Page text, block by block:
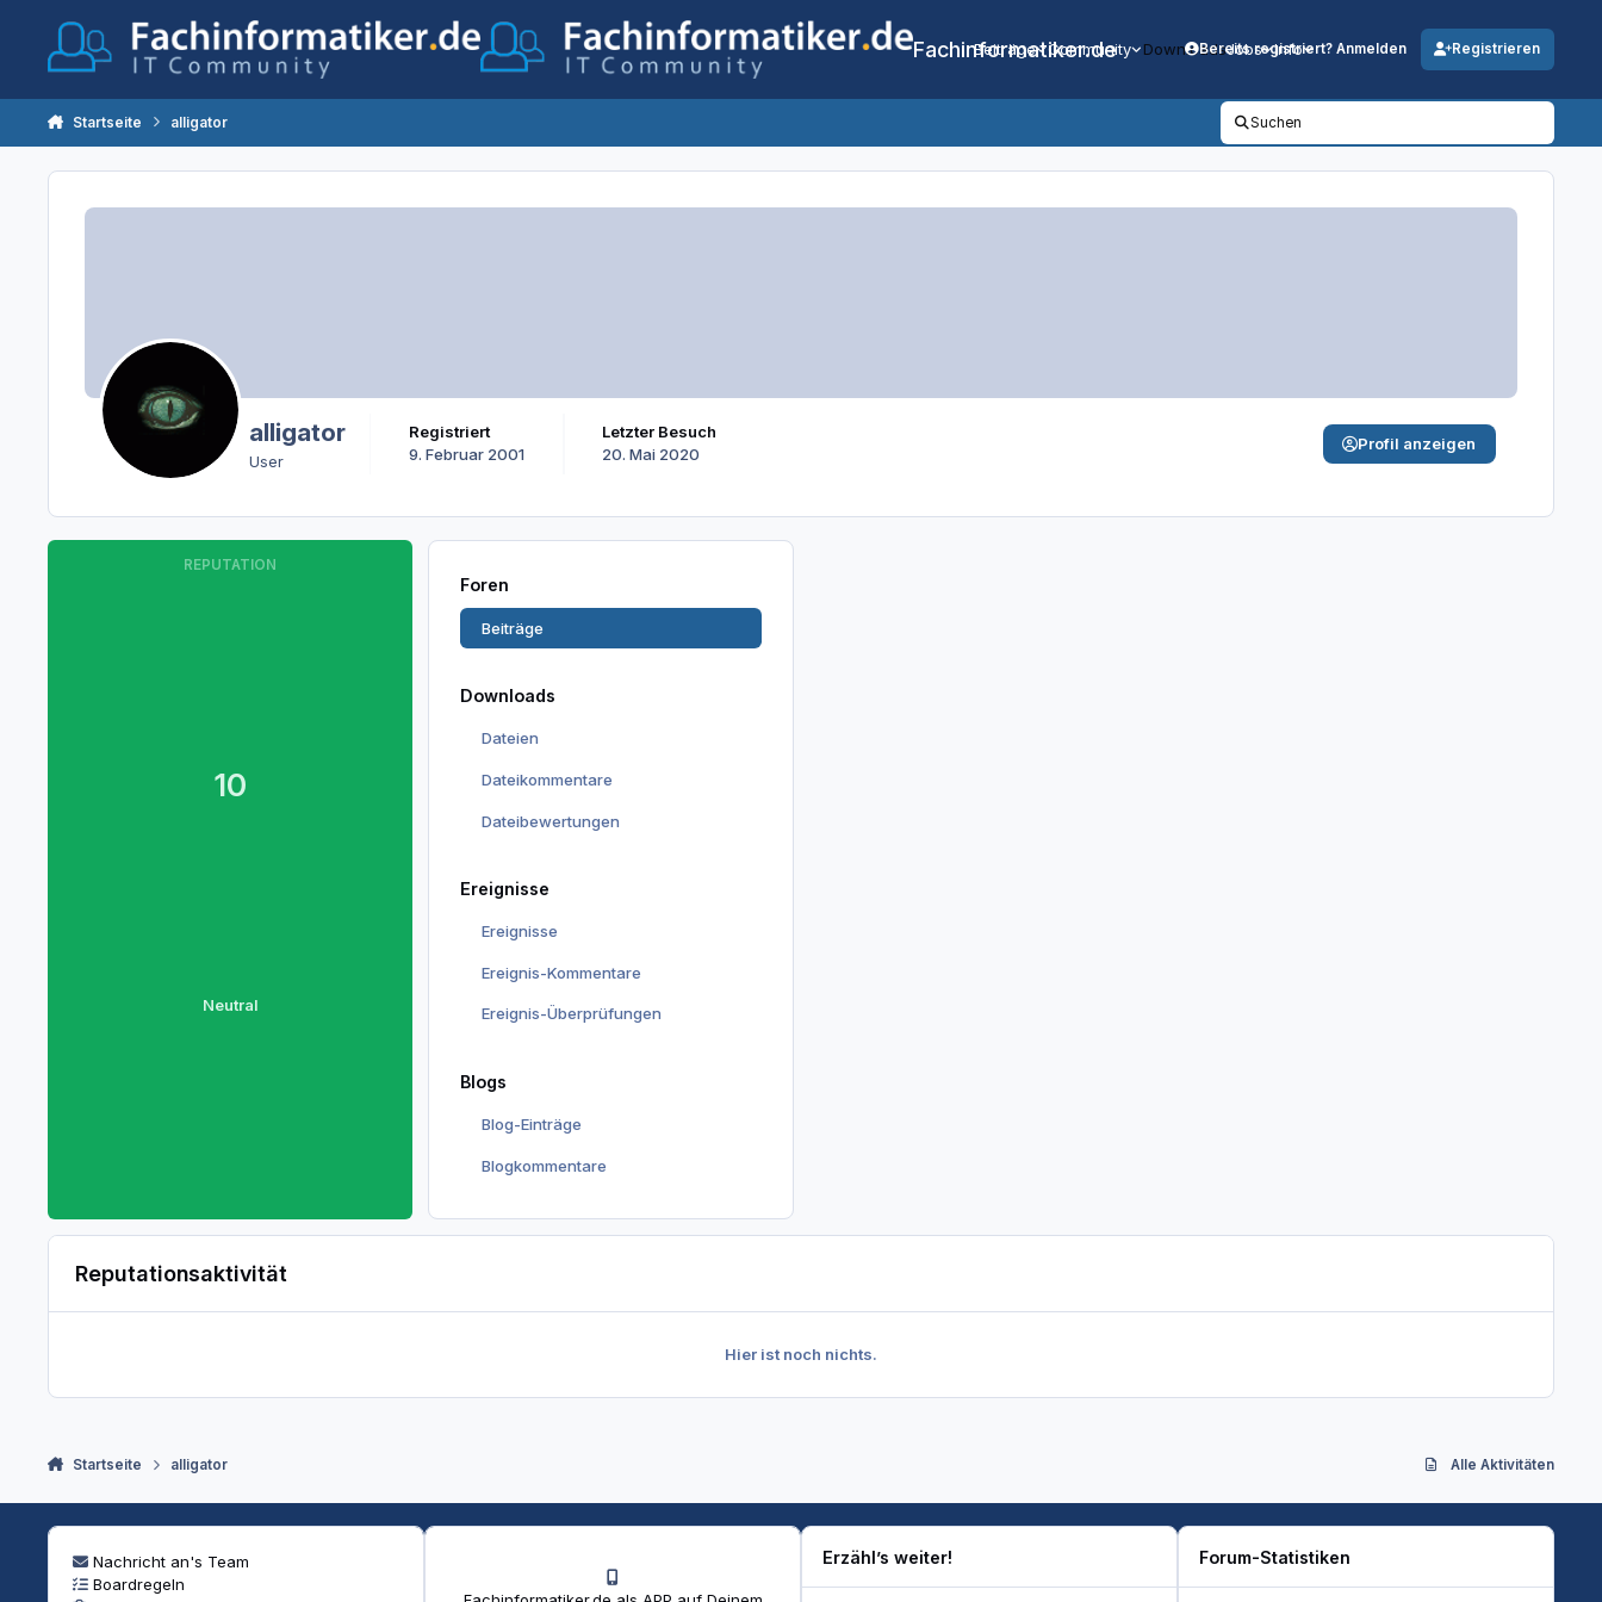
Fachinformatiker.de
Beiträge Community DownloadsJobs Info
Bereits registriert? Anmelden Registrieren
Startseite alligator Suchen
alligator
User
Registriert
9. Februar 2001
Letzter Besuch
20. Mai 2020
Profil anzeigen
REPUTATION
10
Neutral
Foren
Beiträge
Downloads
Dateien
Dateikommentare
Dateibewertungen
Ereignisse
Ereignisse
Ereignis-Kommentare
Ereignis-Überprüfungen
Blogs
Blog-Einträge
Blogkommentare
Reputationsaktivität
Hier ist noch nichts.
Startseite alligator Alle Aktivitäten
Nachricht an's Team
Boardregeln
Erzähl’s weiter! Forum-Statistiken